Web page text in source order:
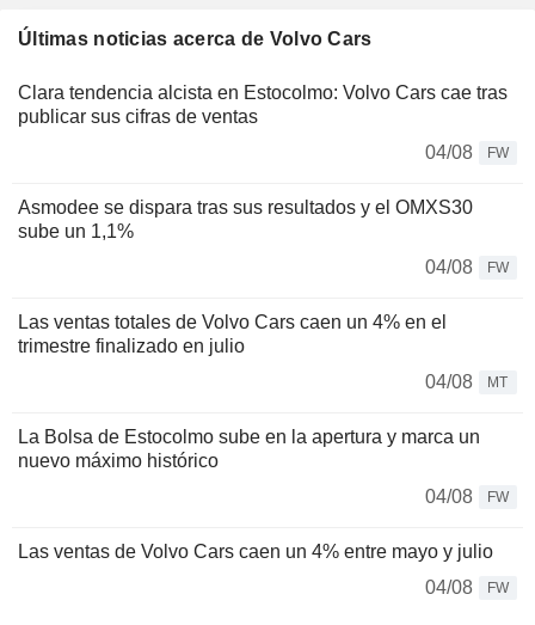
Últimas noticias acerca de Volvo Cars
Clara tendencia alcista en Estocolmo: Volvo Cars cae tras
publicar sus cifras de ventas
04/08
FW
Asmodee se dispara tras sus resultados y el OMXS30
sube un 1,1%
04/08
FW
Las ventas totales de Volvo Cars caen un 4% en el
trimestre finalizado en julio
04/08
MT
La Bolsa de Estocolmo sube en la apertura y marca un
nuevo máximo histórico
04/08
FW
Las ventas de Volvo Cars caen un 4% entre mayo y julio
04/08
FW